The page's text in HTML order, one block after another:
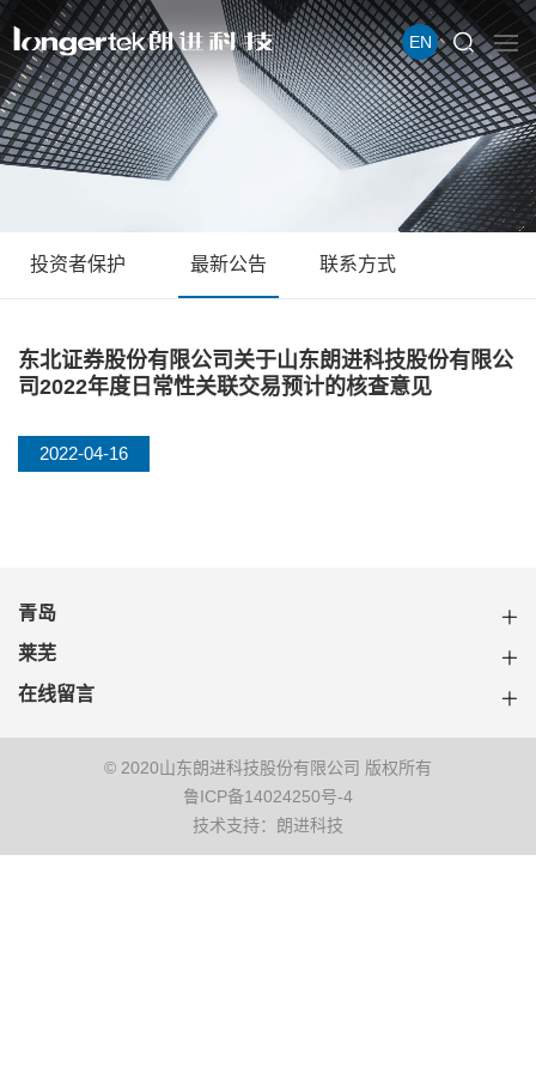
EN
投资者保护 最新公告 联系方式
东北证券股份有限公司关于山东朗进科技股份有限公
司2022年度日常性关联交易预计的核查意见
2022-04-16
青岛
莱芜
在线留言
© 2020山东朗进科技股份有限公司 版权所有
鲁ICP备14024250号-4
技术支持：朗进科技